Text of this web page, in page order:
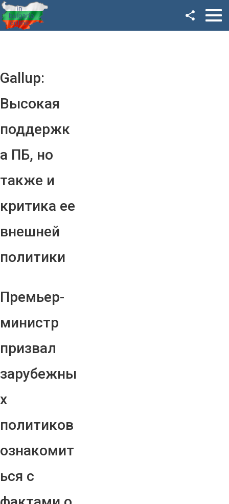
Gallup:
Высокая
поддержк
а ПБ, но
также и
критика ее
внешней
политики
Премьер-
министр
призвал
зарубежны
х
политиков
ознакомит
ься с